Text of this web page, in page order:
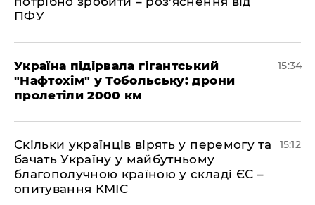
ПФУ
Україна підірвала гігантський
"Нафтохім" у Тобольську: дрони
пролетіли 2000 км
15:34
Скільки українців вірять у перемогу та
бачать Україну у майбутньому
благополучною країною у складі ЄС –
опитування КМІС
15:12